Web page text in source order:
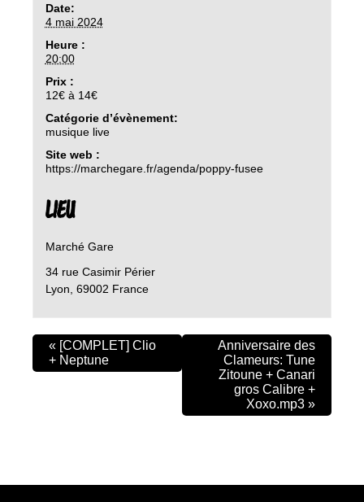
Date:
4 mai 2024
Heure :
20:00
Prix :
12€ à 14€
Catégorie d’évènement:
musique live
Site web :
https://marchegare.fr/agenda/poppy-fusee
LIEU
Marché Gare
34 rue Casimir Périer
Lyon 69002 France
« [COMPLET] Clio
+ Neptune
Anniversaire des
Clameurs: Tune
Zitoune + Canari
gros Calibre +
Xoxo.mp3 »